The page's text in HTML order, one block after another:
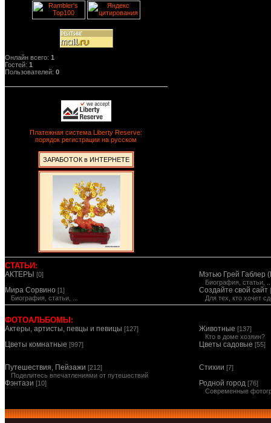
Онлайн всего: 1
Гостей: 1
Пользователей: 0
Платежная система Liberty Reserve:
порядок регистрации на русском
ЗАРАБОТОК в ИНТЕРНЕТЕ
СТАТЬИ:
АКТЕРЫ [0] Мэтью Грей Габлер
Биография, статьи,
Мира Сорвино [1]
Биография, статьи, ...
Создайте свой сайт
Для тех, кто хочет
ФОТОАЛЬБОМЫ:
Актеры, артисты, певцы и певицы [127] Животные [137]
Кто в доме хозяин?
Цветы комнатные [997] Цветы садовые [55]
Путешествия, Пейзажи [212]
Поделитесь впечатлениями от путешествий
Стихии [7]
Фэнтази [10] Родной город [76]
Современные